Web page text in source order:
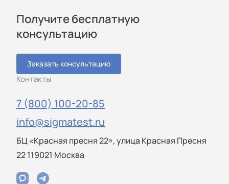
Получите бесплатную
консультацию
Заказать консультацию
Контакты
7 (800) 100-20-85
info@sigmatest.ru
БЦ «Красная пресня 22», улица Красная Пресня
22 119021 Москва